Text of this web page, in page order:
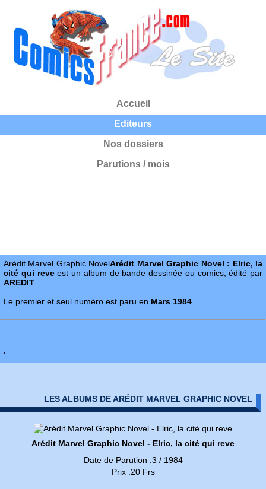
Accueil
Editeurs
Nos dossiers
Parutions / mois
Arédit Marvel Graphic NovelArédit Marvel Graphic Novel : Elric, la
cité qui reveest un album de bande dessinée ou comics, édité par
AREDIT
Le premier et seul numéro est paru en Mars 1984
'
LES ALBUMS DE ARÉDIT MARVEL GRAPHIC NOVEL
Arédit Marvel Graphic Novel - Elric, la cité qui reve
Date de Parution :3 / 1984
Prix :20 Frs